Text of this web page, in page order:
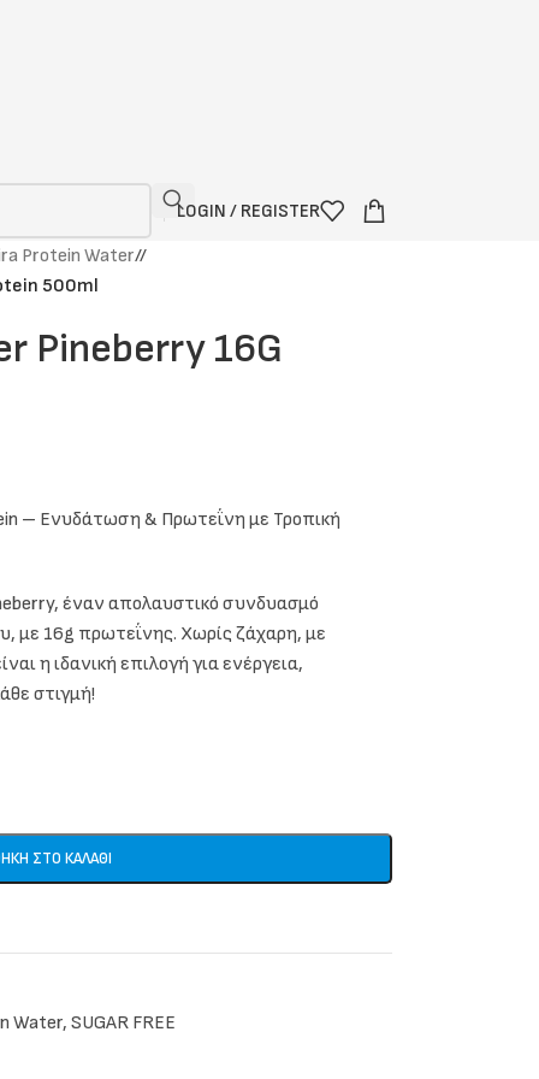
LOGIN / REGISTER
Protein Water/
500ml
Pineberry 16G
– Ενυδάτωση & Πρωτεΐνη με Τροπική
έναν απολαυστικό συνδυασμό
με 16g πρωτεΐνης. Χωρίς ζάχαρη, με
η ιδανική επιλογή για ενέργεια,
στιγμή!
ΣΤΟ ΚΑΛΆΘΙ
Water, SUGAR FREE